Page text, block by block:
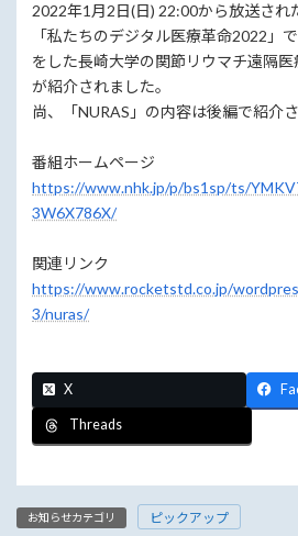
2022年1月2日(日) 22:00から放送され
「私たちのデジタル医療革命2022」
をした長崎大学の関節リウマチ遠隔医
が紹介されました。
尚、「NURAS」の内容は後編で紹介
番組ホームページ
https://www.nhk.jp/p/bs1sp/ts/
3W6X786X/
関連リンク
https://www.rocketstd.co.jp/
3/nuras/
X
Threads
お知らせカテゴリ ピックアップ